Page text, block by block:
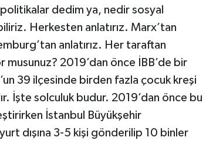
dedim ya, nedir sosyal
Herkesten anlatırız. Marx’tan
anlatırız. Her taraftan
2019’dan önce İBB’de bir
39 ilçesinde birden fazla çocuk kreşi
İşte solculuk budur. 2019’dan önce bu
İstanbul Büyükşehir
dışına 3-5 kişi gönderilip 10 binler